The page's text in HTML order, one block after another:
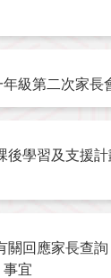
級第二次家長
後學習及支援
關回應家長查
事宜